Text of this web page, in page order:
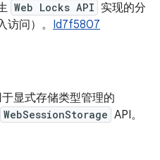
Web Locks API 实现的分
问）。 Id7f5807
显式存储类型管理的
WebSessionStorage API。